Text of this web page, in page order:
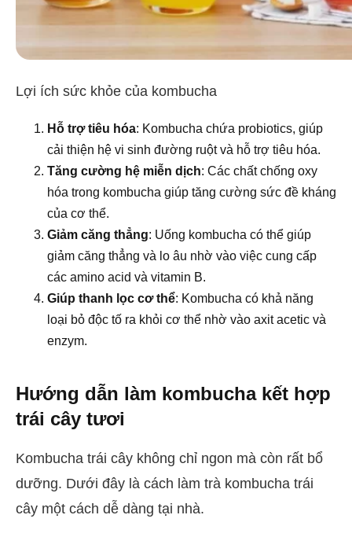
Lợi ích sức khỏe của kombucha
Hỗ trợ tiêu hóa: Kombucha chứa probiotics, giúp
cải thiện hệ vi sinh đường ruột và hỗ trợ tiêu hóa.
Tăng cường hệ miễn dịch: Các chất chống oxy
hóa trong kombucha giúp tăng cường sức đề kháng
của cơ thể.
Giảm căng thẳng: Uống kombucha có thể giúp
giảm căng thẳng và lo âu nhờ vào việc cung cấp
các amino acid và vitamin B.
Giúp thanh lọc cơ thể: Kombucha có khả năng
loại bỏ độc tố ra khỏi cơ thể nhờ vào axit acetic và
enzym.
Hướng dẫn làm kombucha kết hợp
trái cây tươi
Kombucha trái cây không chỉ ngon mà còn rất bổ
dưỡng. Dưới đây là cách làm trà kombucha trái
cây một cách dễ dàng tại nhà.